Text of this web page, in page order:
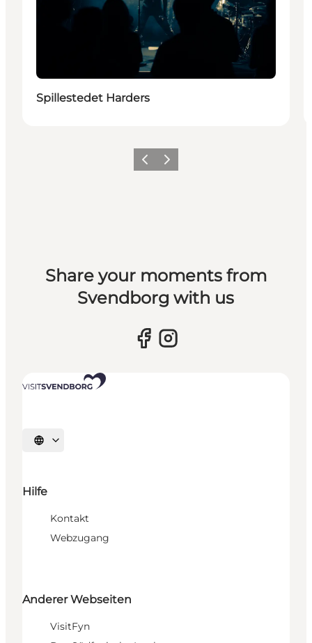
Spillestedet Harders
Vorherige Folie
Nächste Folie
Share your moments from
Svendborg with us
Sprache auswählen
Hilfe
Kontakt
Webzugang
Anderer Webseiten
VisitFyn